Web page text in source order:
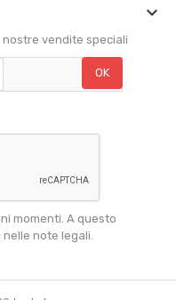

vendite speciali
momenti. A questo
note legali.